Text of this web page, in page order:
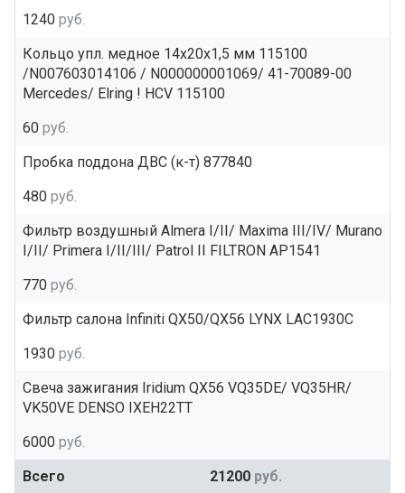
1240 руб.
Кольцо упл. медное 14x20x1,5 мм 115100
/N007603014106 / N000000001069/ 41-70089-00
Mercedes/ Elring ! HCV 115100
60 руб.
Пробка поддона ДВС (к-т) 877840
480 руб.
Фильтр воздушный Almera I/II/ Maxima III/IV/ Murano
I/II/ Primera I/II/III/ Patrol II FILTRON AP1541
770 руб.
Фильтр салона Infiniti QX50/QX56 LYNX LAC1930C
1930 руб.
Свеча зажигания Iridium QX56 VQ35DE/ VQ35HR/
VK50VE DENSO IXEH22TT
6000 руб.
Всего
21200 руб.